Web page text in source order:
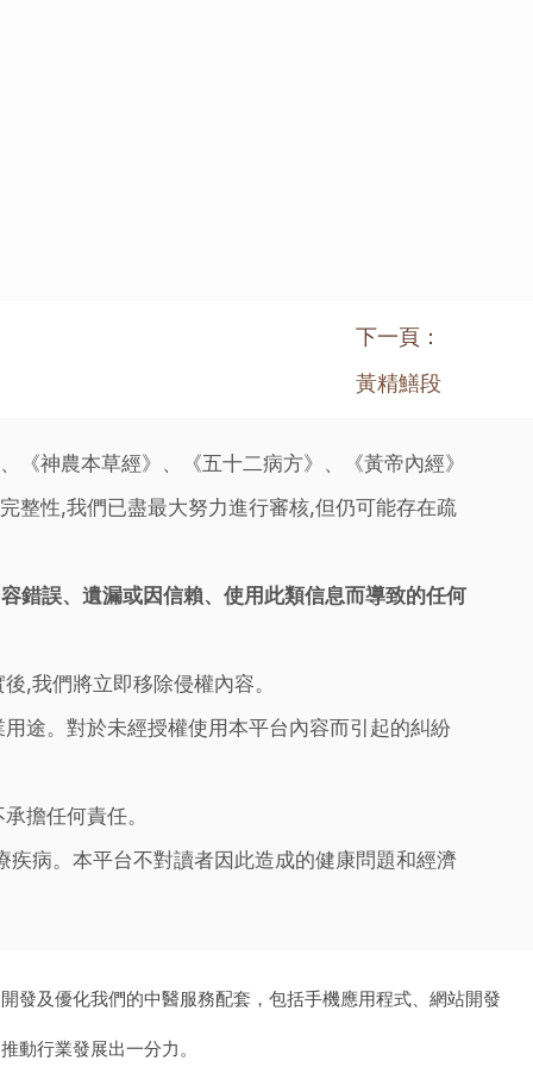
下一頁：
黃精鱔段
神農本草經》、《五十二病方》、《黃帝內經》
整性,我們已盡最大努力進行審核,但仍可能存在疏
錯誤、遺漏或因信賴、使用此類信息而導致的任何
,我們將立即移除侵權內容。
途。對於未經授權使用本平台內容而引起的糾紛
擔任何責任。
病。本平台不對讀者因此造成的健康問題和經濟
發及優化我們的中醫服務配套，包括手機應用程式、網站開發
動行業發展出一分力。